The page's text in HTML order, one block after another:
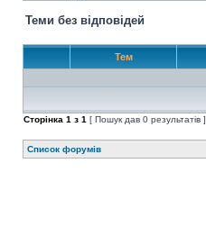
Теми без відповідей
Тем
Сторінка 1 з 1 [ Пошук дав 0 результатів ]
Список форумів